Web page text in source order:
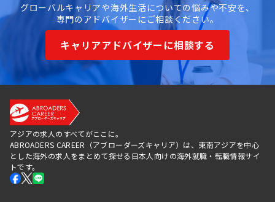
グローバルキャリアや海外生活についての悩みや不安を、
専門のアドバイザーにご相談ください。
キャリアアドバイザーに相談する
アジアの求人のすべてがここに。
ABROADERS CAREER（アブローダーズキャリア）は、東南アジアを中心
とした海外の求人をまとめて探せる日本人向けの海外就職・転職情報サイ
トです。